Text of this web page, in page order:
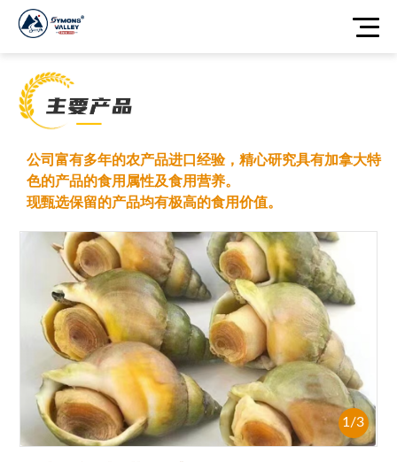
公司富有多年的农产品进口经验，精心研究具有加拿大特
色的产品的食用属性及食用营养。
现甄选保留的产品均有极高的食用价值。
1 /3